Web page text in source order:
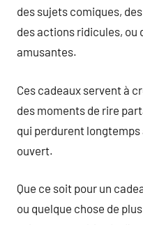
des sujets comiques,
des actions ridicules,
amusantes.
Ces cadeaux servent à
des moments de rire
qui perdurent longtemps
ouvert.
Que ce soit pour un
ou quelque chose de